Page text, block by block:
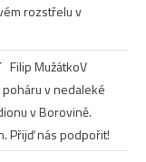
rozstřelu v
Filip MužátkoV
v nedaleké
v Borovině.
Přijď nás podpořit!